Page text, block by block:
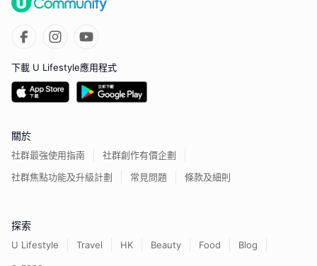
下載 U Lifestyle應用程式
關於
社群最強使用指南
社群創作有價企劃
社群焦點功能及升級計劃
常見問題 條款及細則
探索
U Lifestyle Travel HK Beauty Food
Blog